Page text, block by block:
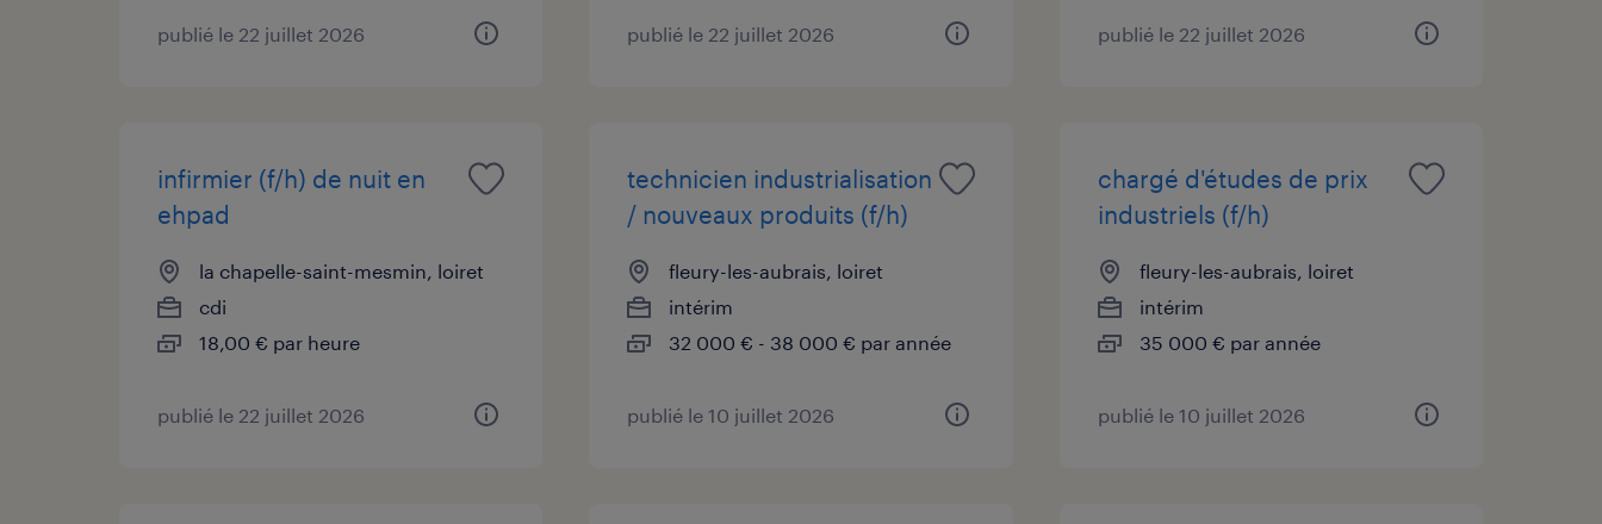
publié le 22 juillet 2026 publié le 22 juillet 2026 publié le 22 juillet 2026
infirmier (f/h) de nuit en
ehpad
la chapelle-saint-mesmin, loiret
cdi
18,00 € par heure
publié le 22 juillet 2026
technicien industrialisation
/ nouveaux produits (f/h)
fleury-les-aubrais, loiret
intérim
32 000 € - 38 000 € par année
publié le 10 juillet 2026
chargé d'études de prix
industriels (f/h)
fleury-les-aubrais, loiret
intérim
35 000 € par année
publié le 10 juillet 2026